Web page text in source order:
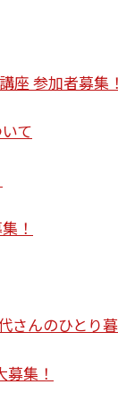
座 参加者募集！
て
！
んのひとり暮
集！